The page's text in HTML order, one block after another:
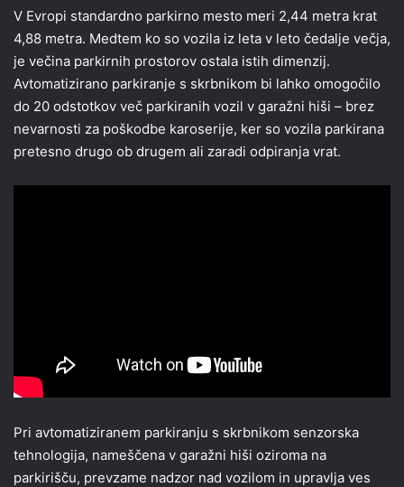
V Evropi standardno parkirno mesto meri 2,44 metra krat
4,88 metra. Medtem ko so vozila iz leta v leto čedalje večja,
je večina parkirnih prostorov ostala istih dimenzij.
Avtomatizirano parkiranje s skrbnikom bi lahko omogočilo
do 20 odstotkov več parkiranih vozil v garažni hiši – brez
nevarnosti za poškodbe karoserije, ker so vozila parkirana
pretesno drugo ob drugem ali zaradi odpiranja vrat.
Pri avtomatiziranem parkiranju s skrbnikom senzorska
tehnologija, nameščena v garažni hiši oziroma na
parkirišču, prevzame nadzor nad vozilom in upravlja ves